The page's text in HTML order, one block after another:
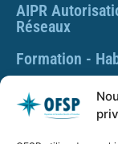
AIPR
Réseaux
Formation -
Formation -
Formation